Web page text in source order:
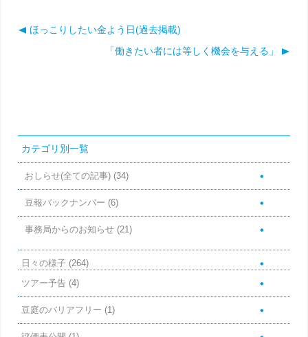
投稿ナビゲーション
ほっこりしたい金よう日(過去掲載)
「働きたい者には等しく機会を与える」
カテゴリ別一覧
おしらせ(全ての記事) (34)
豆報バックナンバー (6)
事務局からのお知らせ (21)
日々の様子 (264)
ツアー予告 (4)
豆庭のバリアフリー (1)